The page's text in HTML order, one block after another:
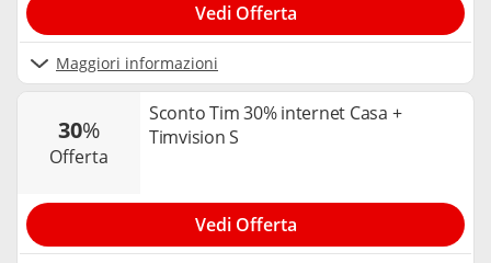
Maggiori informazioni
Vedi Offerta
30%
offerta
Sconto Tim 30% internet Casa +
Timvision S
Vedi Offerta